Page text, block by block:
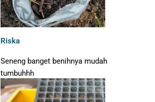
Riska
Seneng banget benihnya mudah
tumbuhhh